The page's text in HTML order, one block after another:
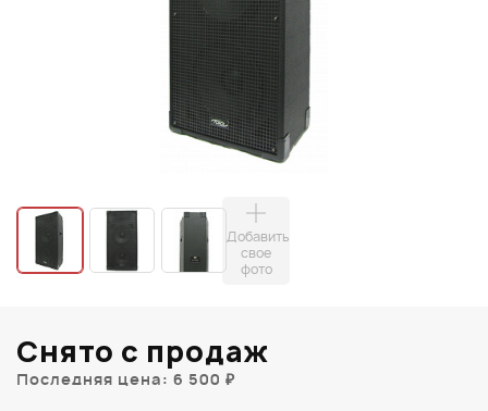
Добавить
свое
фото
Снято с продаж
Последняя цена: 6 500 ₽